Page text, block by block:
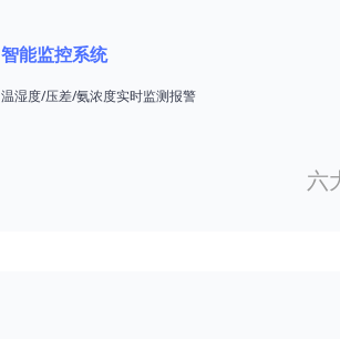
六
智能监控系统
温湿度/压差/氨浓度实时监测报警